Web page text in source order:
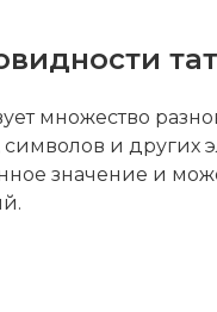
множество
и других
значение и